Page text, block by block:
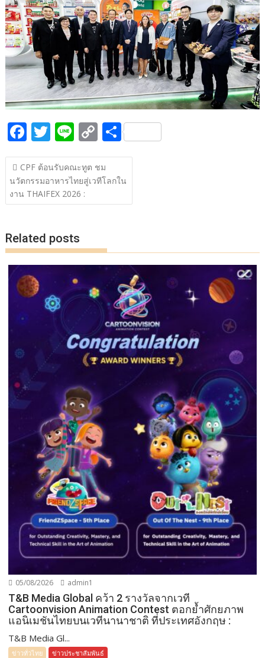
o
o
k
Li
n
k
F
ac
e
b
o
k
T
w
itt
er
Li
n
e
C
o
p
y
Li
k
S
h
e
แนะแนว
เรื่อง
CPF ต้อนรับคณะทูต ชม
นวัตกรรมอาหารไทยสู่เวทีโลกใน
งาน THAIFEX 2026 :
Related posts
05/08/2026 admin1
T&B Media Global คว้า 2 รางวัลจากเวที
Cartoonvision Animation Contest ตอกย้ำศักยภาพ
แอนิเมชันไทยบนเวทีนานาชาติ ที่ประเทศอังกฤษ :
T&B Media Gl...
ข่าวทั่วไทย ข่าวประชาสัมพันธ์